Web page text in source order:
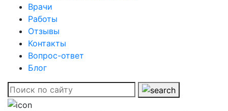
Врачи
Работы
Отзывы
Контакты
Вопрос-ответ
Блог